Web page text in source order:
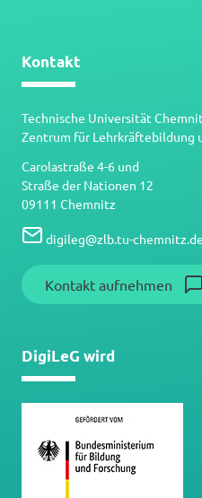
Kontakt
Technische Universität
Zentrum für Lehrkräftebildung
Carolastraße 4-6 und
Straße der Nationen 12
09111 Chemnitz
digileg@zlb.tu-chemnitz.de
Kontakt aufnehmen
DigiLeG wird